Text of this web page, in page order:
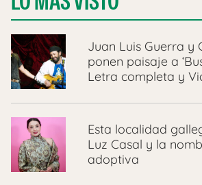
Juan Luis Guerra y
ponen paisaje a
Letra completa y
Esta localidad
Luz Casal y la
adoptiva